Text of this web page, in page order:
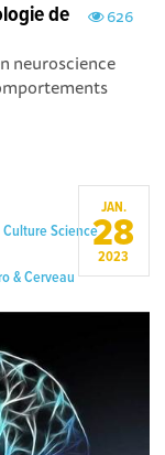
626
de
neuroscience
Science
& Cerveau
JAN.
28
2023